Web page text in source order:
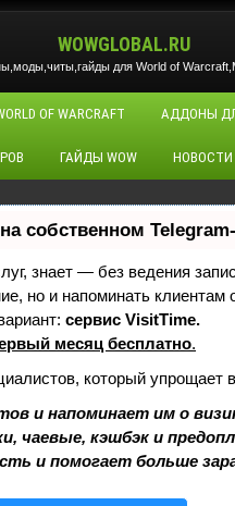
WOWGLOBAL.RU
для World of
OF WARCRAFT АДДОНЫ
ГАЙДЫ WOW НОВОСТИ
собственном
знает — без ведения
но и напоминать
сервис VisitTime.
месяц бесплатно.
который упрощает
и напоминает им о
чаевые, кэшбэк и
и помогает больше